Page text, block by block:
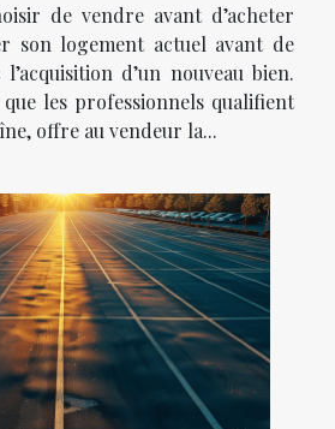
de vendre avant d’acheter
son logement actuel avant de
l’acquisition d’un nouveau bien.
les professionnels qualifient
offre au vendeur la...